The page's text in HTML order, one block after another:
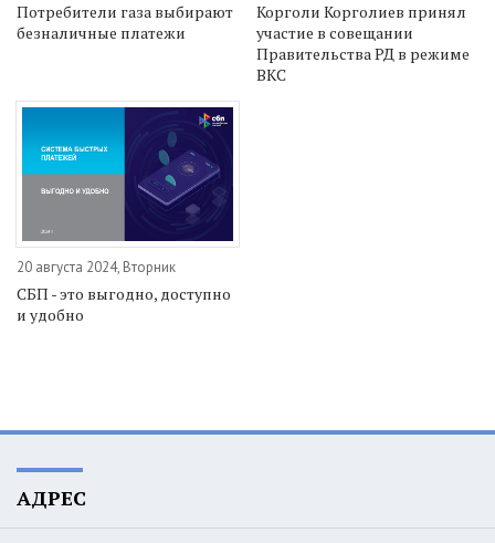
Потребители газа выбирают
безналичные платежи
Корголи Корголиев принял
участие в совещании
Правительства РД в режиме
ВКС
20 августа 2024, Вторник
СБП - это выгодно, доступно
и удобно
АДРЕС